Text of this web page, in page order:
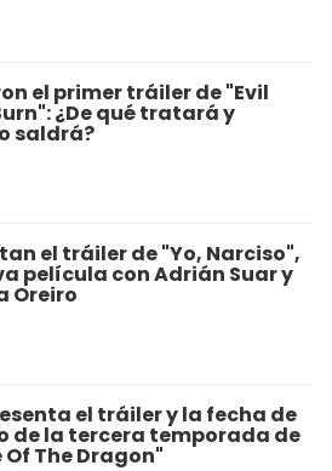
el primer tráiler de "Evil
¿De qué tratará y
saldrá?
el tráiler de "Yo, Narciso",
película con Adrián Suar y
Oreiro
el tráiler y la fecha de
de la tercera temporada de
Of The Dragon"